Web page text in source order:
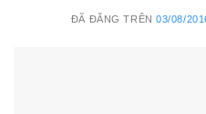
ĐÃ ĐĂNG TRÊN03/08/